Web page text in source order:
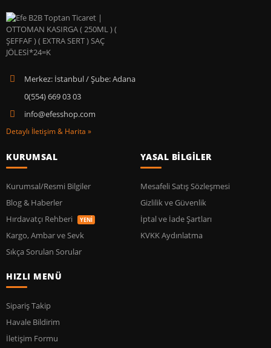
Merkez: İstanbul / Şube: Adana
0(554) 669 03 03
info@efesshop.com
Detaylı İletişim & Harita »
KURUMSAL
Kurumsal/Resmi Bilgiler
Blog & Haberler
Hırdavatçı Rehberi
YENİ
Kargo, Ambar ve Sevk
Sıkça Sorulan Sorular
YASAL BİLGİLER
Mesafeli Satış Sözleşmesi
Gizlilik ve Güvenlik
İptal ve İade Şartları
KVKK Aydınlatma
HIZLI MENÜ
Sipariş Takip
Havale Bildirim
İletişim Formu